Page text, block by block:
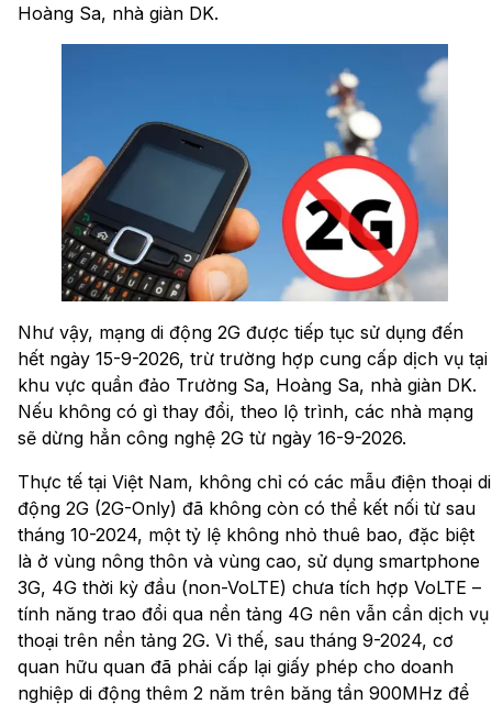
Hoàng Sa, nhà giàn DK.
Như vậy, mạng di động 2G được tiếp tục sử dụng đến
hết ngày 15-9-2026, trừ trường hợp cung cấp dịch vụ tại
khu vực quần đảo Trường Sa, Hoàng Sa, nhà giàn DK.
Nếu không có gì thay đổi, theo lộ trình, các nhà mạng
sẽ dừng hẳn công nghệ 2G từ ngày 16-9-2026.
Thực tế tại Việt Nam, không chỉ có các mẫu điện thoại di
động 2G (2G-Only) đã không còn có thể kết nối từ sau
tháng 10-2024, một tỷ lệ không nhỏ thuê bao, đặc biệt
là ở vùng nông thôn và vùng cao, sử dụng smartphone
3G, 4G thời kỳ đầu (non-VoLTE) chưa tích hợp VoLTE –
tính năng trao đổi qua nền tảng 4G nên vẫn cần dịch vụ
thoại trên nền tảng 2G. Vì thế, sau tháng 9-2024, cơ
quan hữu quan đã phải cấp lại giấy phép cho doanh
nghiệp di động thêm 2 năm trên băng tần 900MHz để